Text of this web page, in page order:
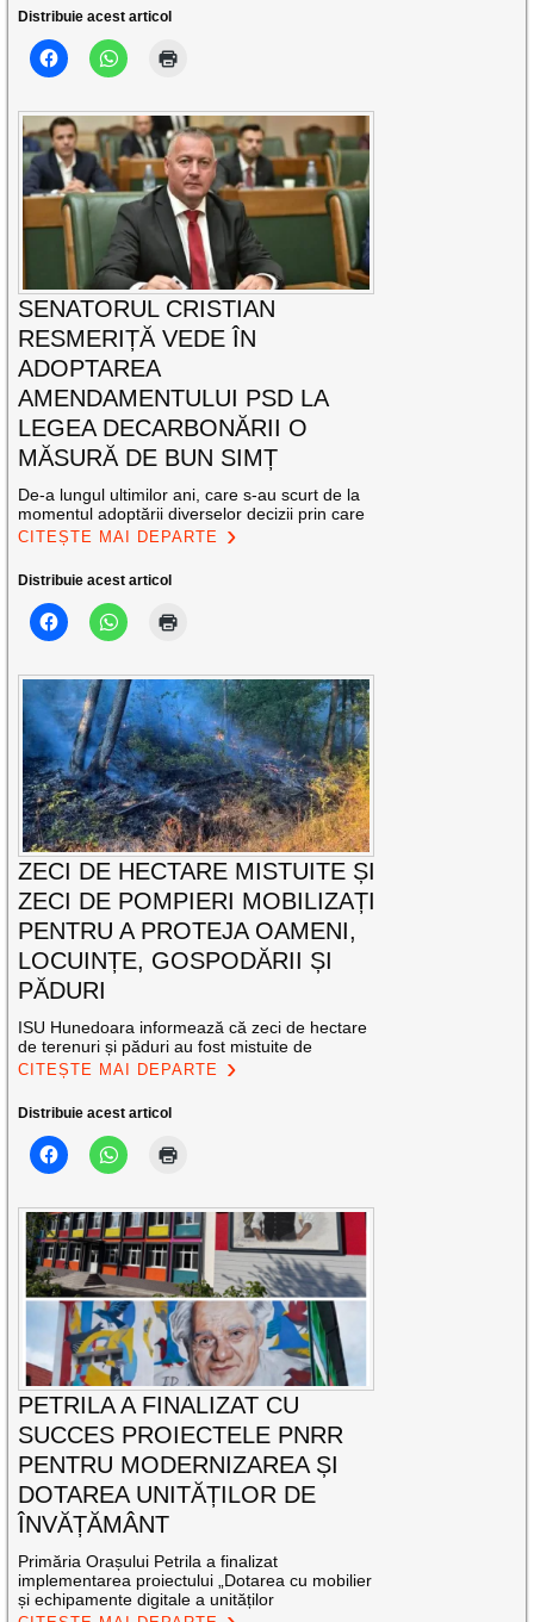
Distribuie acest articol
SENATORUL CRISTIAN
RESMERIȚĂ VEDE ÎN
ADOPTAREA
AMENDAMENTULUI PSD LA
LEGEA DECARBONĂRII O
MĂSURĂ DE BUN SIMȚ
De-a lungul ultimilor ani, care s-au scurt de la
momentul adoptării diverselor decizii prin care
CITEȘTE MAI DEPARTE
Distribuie acest articol
ZECI DE HECTARE MISTUITE ȘI
ZECI DE POMPIERI MOBILIZAȚI
PENTRU A PROTEJA OAMENI,
LOCUINȚE, GOSPODĂRII ȘI
PĂDURI
ISU Hunedoara informează că zeci de hectare
de terenuri și păduri au fost mistuite de
CITEȘTE MAI DEPARTE
Distribuie acest articol
PETRILA A FINALIZAT CU
SUCCES PROIECTELE PNRR
PENTRU MODERNIZAREA ȘI
DOTAREA UNITĂȚILOR DE
ÎNVĂȚĂMÂNT
Primăria Orașului Petrila a finalizat
implementarea proiectului „Dotarea cu mobilier
și echipamente digitale a unităților